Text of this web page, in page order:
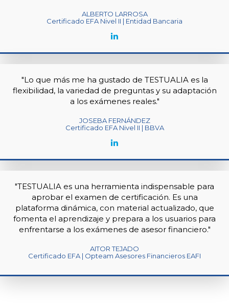
ALBERTO LARROSA
Certificado EFA Nivel II | Entidad Bancaria
"Lo que más me ha gustado de TESTUALIA es la
flexibilidad, la variedad de preguntas y su adaptación
a los exámenes reales."
JOSEBA FERNÁNDEZ
Certificado EFA Nivel II | BBVA
"TESTUALIA es una herramienta indispensable para
aprobar el examen de certificación. Es una
plataforma dinámica, con material actualizado, que
fomenta el aprendizaje y prepara a los usuarios para
enfrentarse a los exámenes de asesor financiero."
AITOR TEJADO
Certificado EFA | Opteam Asesores Financieros EAFI